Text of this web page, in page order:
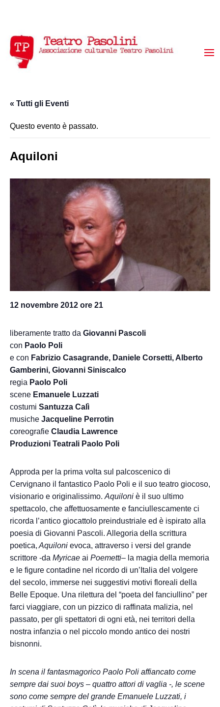
« Tutti gli Eventi
Questo evento è passato.
Aquiloni
12 novembre 2012 ore 21
liberamente tratto da Giovanni Pascoli
con Paolo Poli
e con Fabrizio Casagrande, Daniele Corsetti, Alberto
Gamberini, Giovanni Siniscalco
regia Paolo Poli
scene Emanuele Luzzati
costumi Santuzza Calì
musiche Jacqueline Perrotin
coreografie Claudia Lawrence
Produzioni Teatrali Paolo Poli
Approda per la prima volta sul palcoscenico di
Cervignano il fantastico Paolo Poli e il suo teatro giocoso,
visionario e originalissimo. Aquiloni è il suo ultimo
spettacolo, che affettuosamente e fanciullescamente ci
ricorda l’antico giocattolo preindustriale ed è ispirato alla
poesia di Giovanni Pascoli. Allegoria della scrittura
poetica, Aquiloni evoca, attraverso i versi del grande
scrittore -da Myricae ai Poemetti– la magia della memoria
e le figure contadine nel ricordo di un’Italia del volgere
del secolo, immerse nei suggestivi motivi floreali della
Belle Epoque. Una rilettura del “poeta del fanciullino” per
farci viaggiare, con un pizzico di raffinata malizia, nel
passato, per gli spettatori di ogni età, nei territori della
nostra infanzia o nel piccolo mondo antico dei nostri
bisnonni.
In scena il fantasmagorico Paolo Poli affiancato come
sempre dai suoi boys – quattro attori di vaglia -, le scene
sono come sempre del grande Emanuele Luzzati, i